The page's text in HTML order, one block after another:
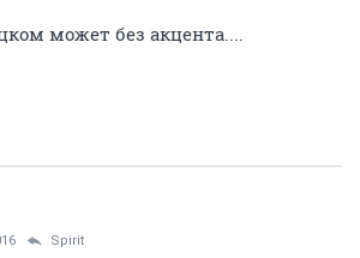
может без акцента....
Spirit